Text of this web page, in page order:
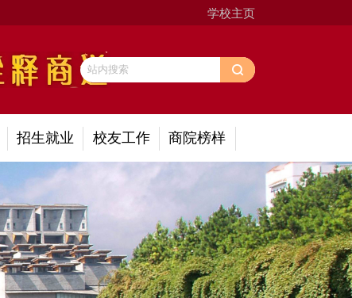
学校主页
招生就业 校友工作 商院榜样